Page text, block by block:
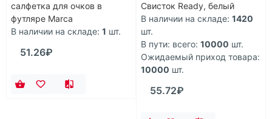
салфетка для очков в
футляре Marca
В наличии на складе: 1 шт.
51.26₽
Свисток Ready, белый
В наличии на складе: 1420
шт.
В пути: всего: 10000 шт.
Ожидаемый приход товара:
10000 шт.
55.72₽